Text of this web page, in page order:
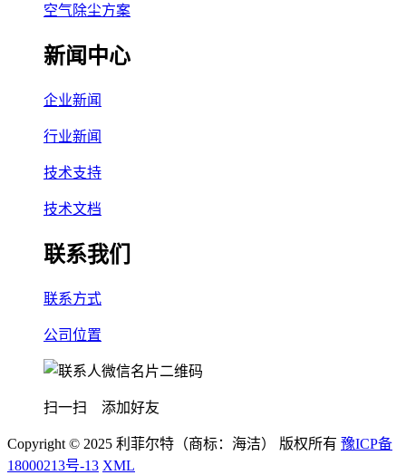
空气除尘方案
新闻中心
企业新闻
行业新闻
技术支持
技术文档
联系我们
联系方式
公司位置
扫一扫 添加好友
Copyright © 2025 利菲尔特（商标：海洁） 版权所有 豫ICP备
18000213号-13 XML